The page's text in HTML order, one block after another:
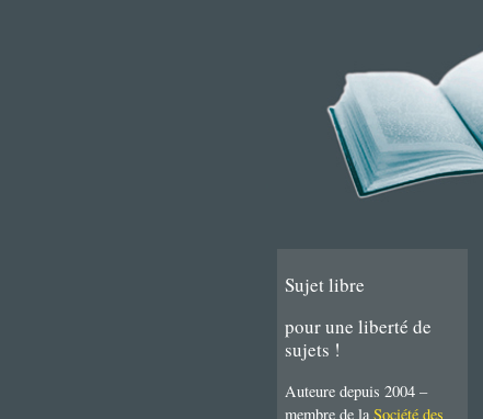
Sujet libre
pour une liberté de
sujets !
Auteure depuis 2004 –
membre de laSociété des